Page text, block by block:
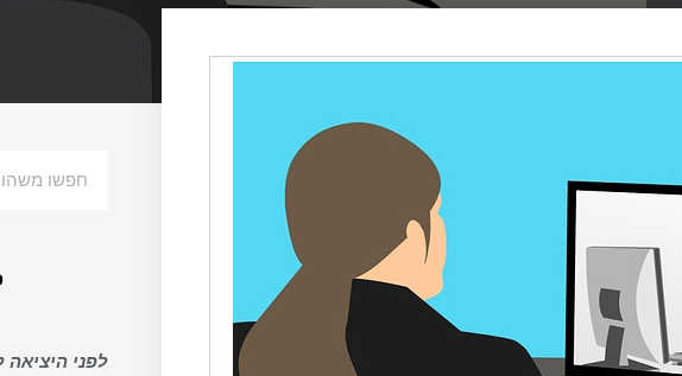
לפני